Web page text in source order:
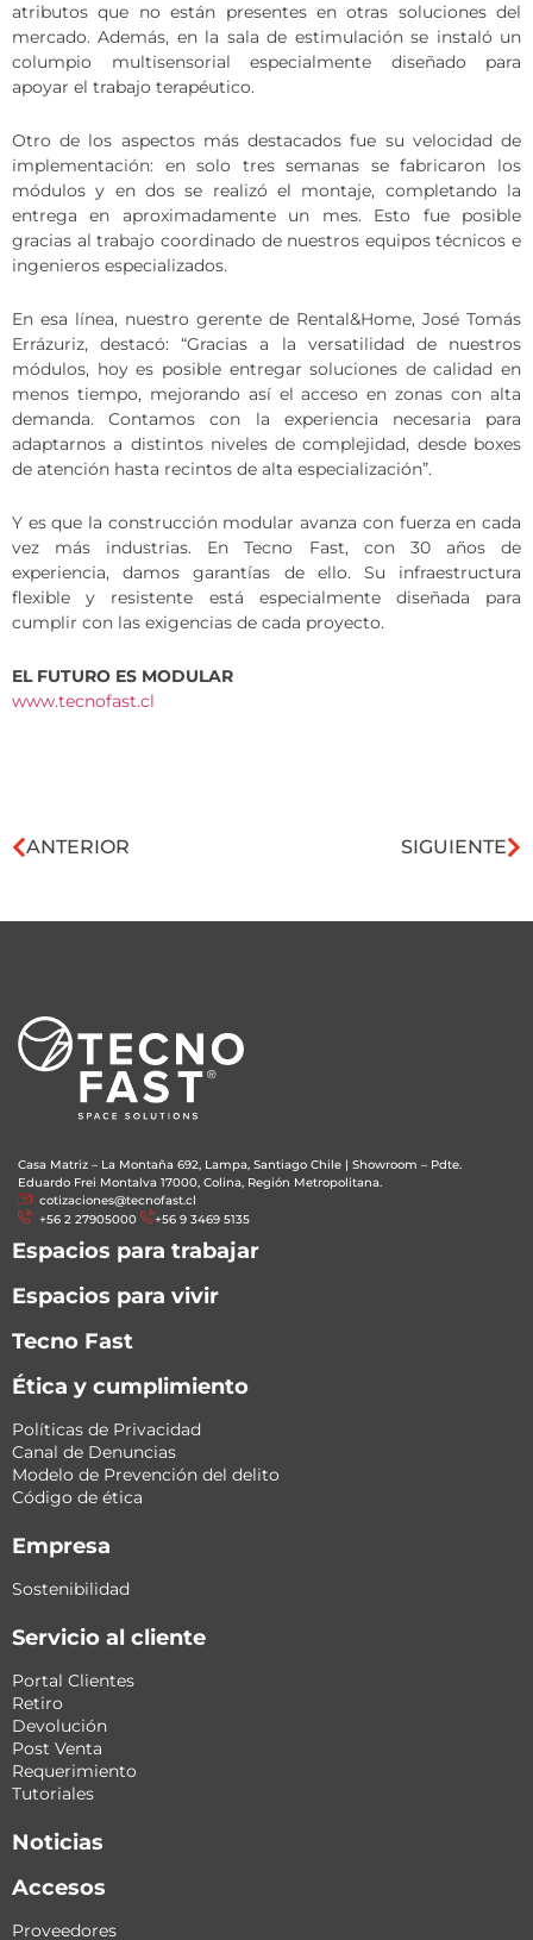
atributos que no están presentes en otras soluciones del
mercado. Además, en la sala de estimulación se instaló un
columpio multisensorial especialmente diseñado para
apoyar el trabajo terapéutico.
Otro de los aspectos más destacados fue su velocidad de
implementación: en solo tres semanas se fabricaron los
módulos y en dos se realizó el montaje, completando la
entrega en aproximadamente un mes. Esto fue posible
gracias al trabajo coordinado de nuestros equipos técnicos e
ingenieros especializados.
En esa línea, nuestro gerente de Rental&Home, José Tomás
Errázuriz, destacó: “Gracias a la versatilidad de nuestros
módulos, hoy es posible entregar soluciones de calidad en
menos tiempo, mejorando así el acceso en zonas con alta
demanda. Contamos con la experiencia necesaria para
adaptarnos a distintos niveles de complejidad, desde boxes
de atención hasta recintos de alta especialización”.
Y es que la construcción modular avanza con fuerza en cada
vez más industrias. En Tecno Fast, con 30 años de
experiencia, damos garantías de ello. Su infraestructura
flexible y resistente está especialmente diseñada para
cumplir con las exigencias de cada proyecto.
EL FUTURO ES MODULAR
www.tecnofast.cl
ANTERIOR SIGUIENTE
Casa Matriz – La Montaña 692, Lampa, Santiago Chile | Showroom – Pdte.
Eduardo Frei Montalva 17000, Colina, Región Metropolitana.
cotizaciones@tecnofast.cl
+56 2 27905000
+56 9 3469 5135
Espacios para trabajar
Espacios para vivir
Tecno Fast
Ética y cumplimiento
Políticas de Privacidad
Canal de Denuncias
Modelo de Prevención del delito
Código de ética
Empresa
Sostenibilidad
Servicio al cliente
Portal Clientes
Retiro
Devolución
Post Venta
Requerimiento
Tutoriales
Noticias
Accesos
Proveedores